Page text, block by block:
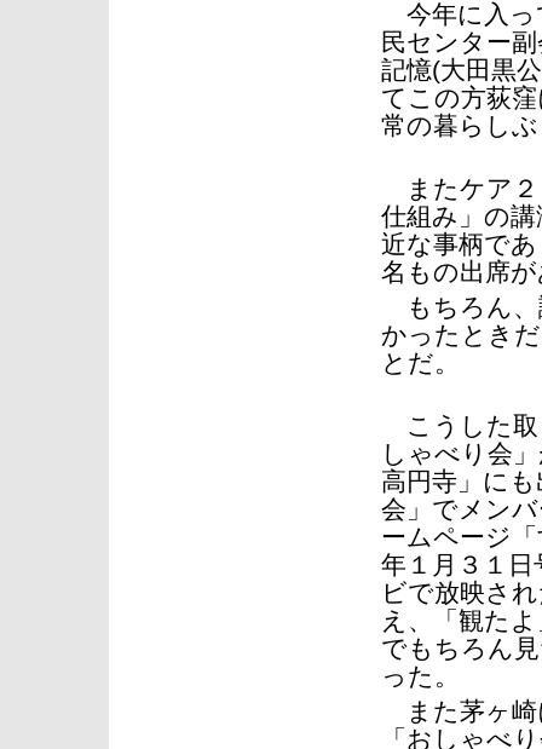
今年に入っ
民センター
記憶(大田黒
てこの方荻
常の暮らし
またケア２
仕組み」の
近な事柄で
名もの出席
もちろん、
かったとき
とだ。
こうした取
しゃべり会
高円寺」に
会」でメン
ームページ
年１月３１
ビで放映さ
え、「観た
でもちろん
った。
また茅ヶ崎
「おしゃべ